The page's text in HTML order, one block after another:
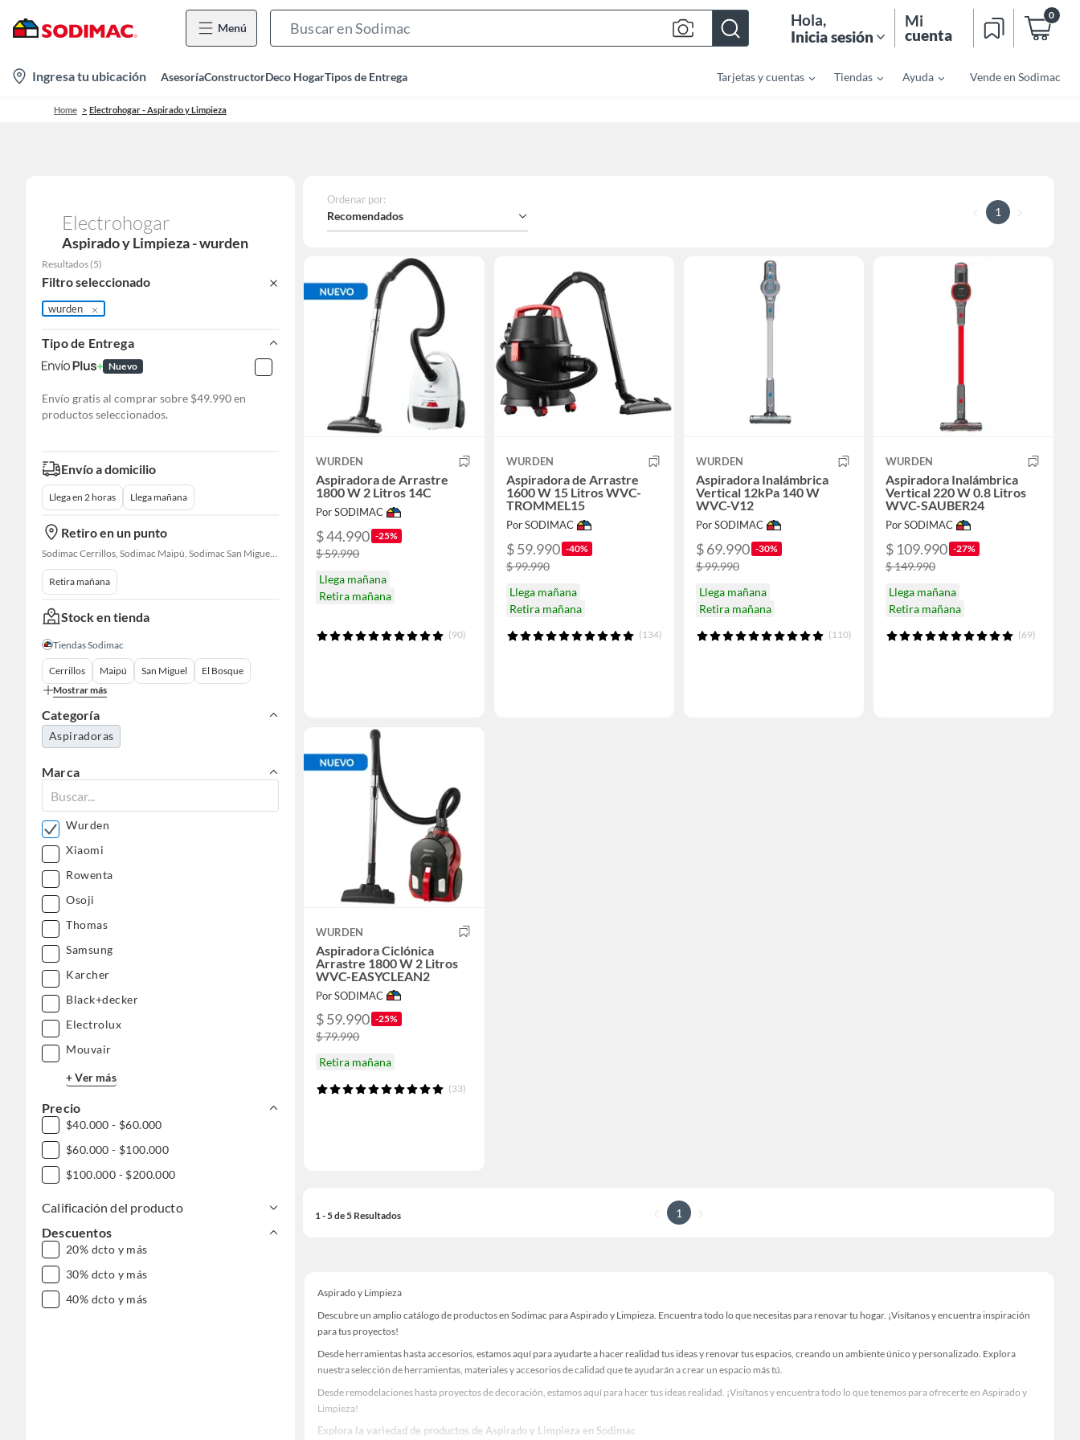
Menú
Bar
Hola,
Inicia sesión
Mi
cuenta
0
location-
icon
Ingresa tu ubicación AsesoríaConstructorDeco HogarTipos de Entrega Tarjetas y cuentas Tiendas Ayuda Vende en Sodimac
Home Electrohogar - Aspirado y Limpieza
Electrohogar
Aspirado y Limpieza - wurden
Resultados (5)
Filtro seleccionado
wurden
Tipo de Entrega
Nuevo
Envío gratis al comprar sobre $49.990 en
productos seleccionados.
Envío a domicilio
Llega en 2 horas Llega mañana
Retiro en un punto
Sodimac Cerrillos, Sodimac Maipú, Sodimac San Miguel, Sodimac El Bosque, Sodimac San Bernardo, Sodimac Talagante, Sodimac San Fernando
Retira mañana
Stock en tienda
Tiendas Sodimac
Cerrillos Maipú San Miguel
El Bosque
Mostrar más
Categoría
Aspiradoras
Marca
Wurden
Xiaomi
Rowenta
Osoji
Thomas
Samsung
Karcher
Black+decker
Electrolux
Mouvair
+ Ver más
Precio
$40.000 - $60.000
$60.000 - $100.000
$100.000 - $200.000
Calificación del producto
Descuentos
20% dcto y más
30% dcto y más
40% dcto y más
Ordenar por:
Recomendados 1
WURDEN
Aspiradora de Arrastre
1800 W 2 Litros 14C
Por SODIMAC
$ 44.990 -25%
$ 59.990
Llega mañana
Retira mañana
(90)
WURDEN
Aspiradora de Arrastre
1600 W 15 Litros WVC-
TROMMEL15
Por SODIMAC
$ 59.990 -40%
$ 99.990
Llega mañana
Retira mañana
(134)
WURDEN
Aspiradora Inalámbrica
Vertical 12kPa 140 W
WVC-V12
Por SODIMAC
$ 69.990 -30%
$ 99.990
Llega mañana
Retira mañana
(110)
WURDEN
Aspiradora Inalámbrica
Vertical 220 W 0.8 Litros
WVC-SAUBER24
Por SODIMAC
$ 109.990 -27%
$ 149.990
Llega mañana
Retira mañana
(69)
WURDEN
Aspiradora Ciclónica
Arrastre 1800 W 2 Litros
WVC-EASYCLEAN2
Por SODIMAC
$ 59.990 -25%
$ 79.990
Retira mañana
(33)
1 - 5 de 5 Resultados 1
Aspirado y Limpieza
Descubre un amplio catálogo de productos en Sodimac para Aspirado y Limpieza. Encuentra todo lo que necesitas para renovar tu hogar. ¡Visítanos y encuentra inspiración
para tus proyectos!
Desde herramientas hasta accesorios, estamos aquí para ayudarte a hacer realidad tus ideas y renovar tus espacios, creando un ambiente único y personalizado. Explora
nuestra selección de herramientas, materiales y accesorios de calidad que te ayudarán a crear un espacio más tú.
Desde remodelaciones hasta proyectos de decoración, estamos aquí para hacer tus ideas realidad. ¡Visítanos y encuentra todo lo que tenemos para ofrecerte en Aspirado y
Limpieza!
Explora la variedad de productos de Aspirado y Limpieza en Sodimac